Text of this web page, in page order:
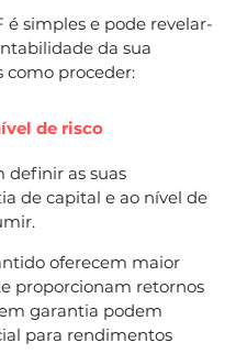
simples e pode revelar-
da sua
como proceder:
de risco
definir as suas
de capital e ao nível de
oferecem maior
proporcionam retornos
garantia podem
para rendimentos